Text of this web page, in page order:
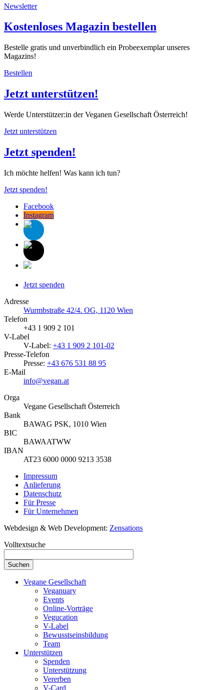
Newsletter
Kostenloses Magazin bestellen
Bestelle gratis und unverbindlich ein Probeexemplar unseres
Magazins!
Bestellen
Jetzt unterstützen!
Werde Unterstützer:in der Veganen Gesellschaft Österreich!
Jetzt unterstützen
Jetzt spenden!
Ich möchte helfen! Was kann ich tun?
Jetzt spenden!
Facebook
Instagram
Jetzt spenden
Adresse
Wurmbstraße 42/4. OG, 1120 Wien
Telefon
+43 1 909 2 101
V-Label
V-Label: +43 1 909 2 101-02
Presse-Telefon
Presse: +43 676 531 88 95
E-Mail
info@vegan.at
Orga
Vegane Gesellschaft Österreich
Bank
BAWAG PSK, 1010 Wien
BIC
BAWAATWW
IBAN
AT23 6000 0000 9213 3538
Impressum
Anlieferung
Datenschutz
Für Presse
Für Unternehmen
Webdesign & Web Development: Zensations
Volltextsuche
Vegane Gesellschaft
Veganuary
Events
Online-Vorträge
Vegucation
V-Label
Bewusstseinsbildung
Team
Unterstützen
Spenden
Unterstützung
Vererben
V-Card